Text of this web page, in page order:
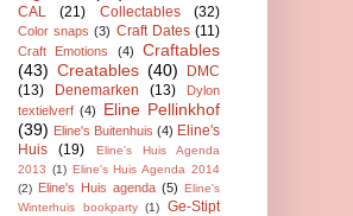
CAL (21) Collectables (32)
Color snaps (3) Craft Dates (11)
Craft Emotions (4)
Craftables
(43) Creatables (40)
DMC
(13)
Denemarken (13)
Dylon
textielverf (4)
Eline Pellinkhof
(39) Eline's Buitenhuis (4) Eline's
Huis
(19)
Eline's Huis Agenda
2013 (1) Eline's Huis Agenda 2014
(2) Eline's Huis agenda (5) Eline's
Winterhuis bookparty
(1)
Ge-Stipt